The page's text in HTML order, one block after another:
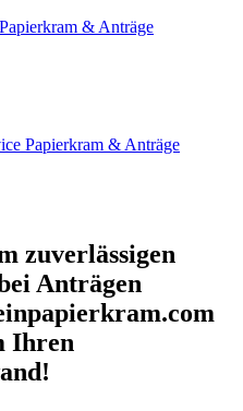
Papierkram & Anträge
zuverlässigen
Anträgen
Ihren